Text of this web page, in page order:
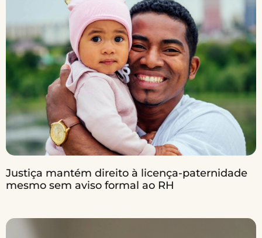
Justiça mantém direito à licença-paternidade
mesmo sem aviso formal ao RH